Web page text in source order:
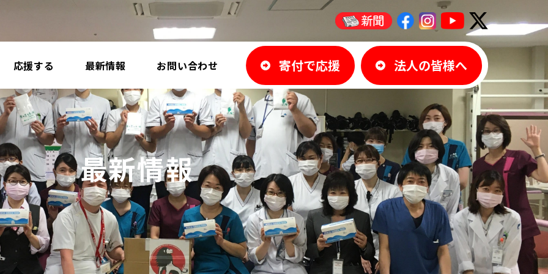
応援する 最新情報 お問い合わせ 寄付で応援 法人の皆様へ
最新情報